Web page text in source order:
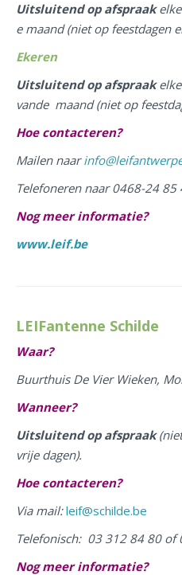
Uitsluitend op afspraakelke
e maand (niet op feestdagen
Ekeren
Uitsluitend op afspraakelke
vande maand (niet op
Hoe contacteren?
Mailen naar
Telefoneren naar 0468-24 85
Nog meer informatie?
www.leif.be
LEIFantenne Schilde
Waar?
Buurthuis De Vier Wieken,
Wanneer?
Uitsluitend op afspraak
vrije dagen).
Hoe contacteren?
Via mail:leif@schilde.be
Telefonisch: 03 312 84 80 of
Nog meer informatie?